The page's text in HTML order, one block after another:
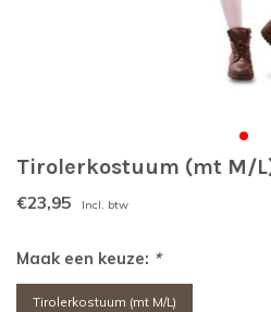
Tirolerkostuum (mt M/
€23,95 Incl. btw
Maak een keuze: *
Tirolerkostuum (mt M/L)